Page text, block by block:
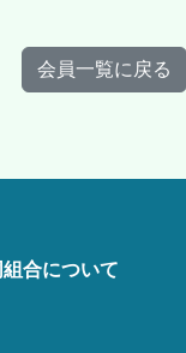
会員一覧に戻る
合について